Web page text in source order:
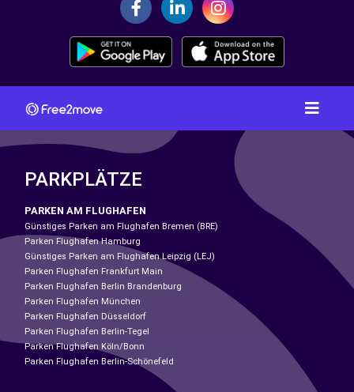
PARKPLÄTZE
PARKEN AM FLUGHAFEN
Günstiges Parken am Flughafen Bremen (BRE)
Parken Flughafen Hamburg
Günstiges Parken am Flughafen Leipzig (LEJ)
Parken Flughafen Frankfurt Main
Parken Flughafen Berlin Brandenburg
Parken Flughafen München
Parken Flughafen Düsseldorf
Parken Flughafen Berlin-Tegel
Parken Flughafen Köln/Bonn
Parken Flughafen Berlin-Schönefeld